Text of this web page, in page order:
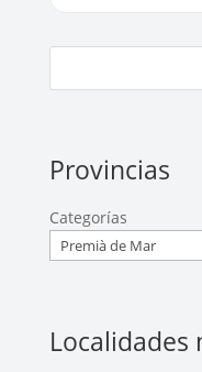
Provincias
Categorías
Localidades